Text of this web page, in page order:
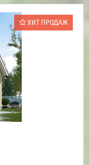
ХИТ ПРОДАЖ